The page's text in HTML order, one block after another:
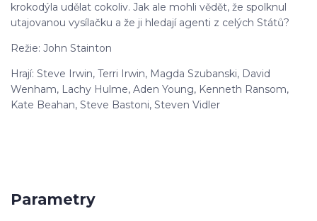
krokodýla udělat cokoliv. Jak ale mohli vědět, že spolknul
utajovanou vysílačku a že ji hledají agenti z celých Států?
Režie: John Stainton
Hrají: Steve Irwin, Terri Irwin, Magda Szubanski, David
Wenham, Lachy Hulme, Aden Young, Kenneth Ransom,
Kate Beahan, Steve Bastoni, Steven Vidler
Parametry